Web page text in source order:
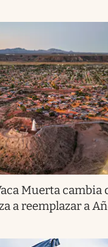
Muerta cambia
a reemplazar a